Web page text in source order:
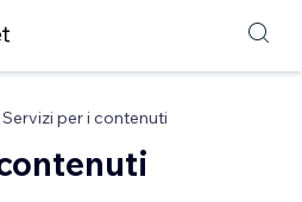
Servizi per i contenuti